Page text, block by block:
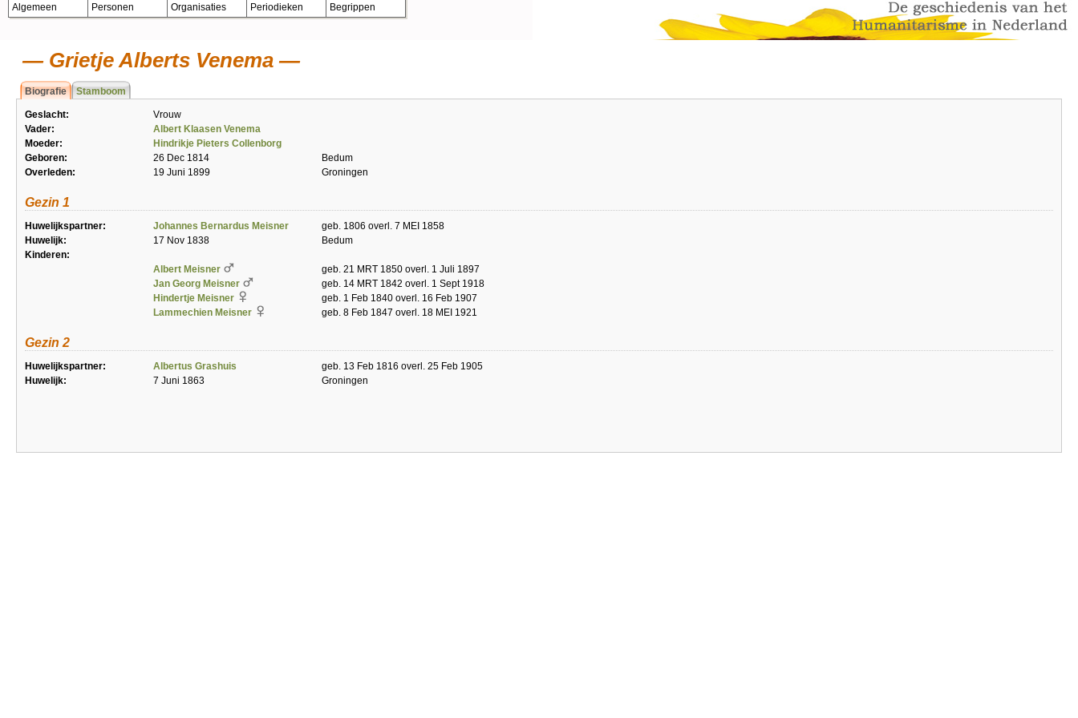
Algemeen Personen Organisaties Periodieken Begrippen
Grietje Alberts Venema
Biografie Stamboom
Geslacht:
Vrouw
Vader:
Albert Klaasen Venema
Moeder:
Hindrikje Pieters Collenborg
Geboren:
26 Dec 1814
Bedum
Overleden:
19 Juni 1899 Groningen
Gezin 1
Huwelijkspartner: Johannes Bernardus Meisner
geb. 1806 overl. 7 MEI 1858
Huwelijk:
17 Nov 1838
Bedum
Kinderen:
Albert Meisner
geb. 21 MRT 1850 overl. 1 Juli 1897
Jan Georg Meisner
geb. 14 MRT 1842 overl. 1 Sept 1918
Hindertje Meisner
geb. 1 Feb 1840 overl. 16 Feb 1907
Lammechien Meisner
geb. 8 Feb 1847 overl. 18 MEI 1921
Gezin 2
Huwelijkspartner: Albertus Grashuis
geb. 13 Feb 1816 overl. 25 Feb 1905
Huwelijk:
7 Juni 1863 Groningen